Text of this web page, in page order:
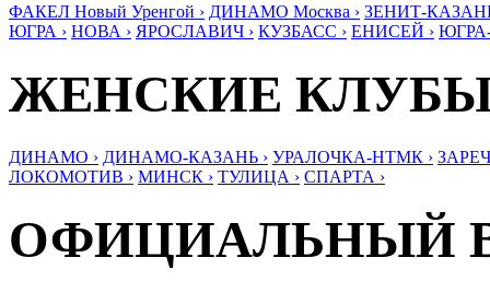
ФАКЕЛ Новый Уренгой › ДИНАМО Москва › ЗЕНИТ-
ЮГРА › НОВА › ЯРОСЛАВИЧ › КУЗБАСС › ЕНИСЕЙ ›
ЖЕНСКИЕ
ДИНАМО › ДИНАМО-КАЗАНЬ › УРАЛОЧКА-НТМК ›
ЛОКОМОТИВ › МИНСК › ТУЛИЦА › СПАРТА ›
ОФИЦИАЛЬНЫЙ